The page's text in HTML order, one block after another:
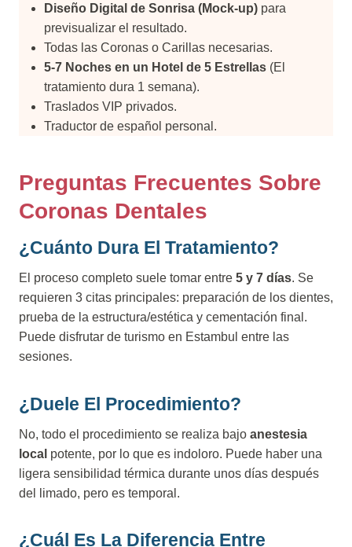
Diseño Digital de Sonrisa (Mock-up) para
previsualizar el resultado.
Todas las Coronas o Carillas necesarias.
5-7 Noches en un Hotel de 5 Estrellas (El
tratamiento dura 1 semana).
Traslados VIP privados.
Traductor de español personal.
Preguntas Frecuentes Sobre
Coronas Dentales
¿Cuánto Dura El Tratamiento?
El proceso completo suele tomar entre 5 y 7 días. Se
requieren 3 citas principales: preparación de los dientes,
prueba de la estructura/estética y cementación final.
Puede disfrutar de turismo en Estambul entre las
sesiones.
¿Duele El Procedimiento?
No, todo el procedimiento se realiza bajo anestesia
local potente, por lo que es indoloro. Puede haber una
ligera sensibilidad térmica durante unos días después
del limado, pero es temporal.
¿Cuál Es La Diferencia Entre